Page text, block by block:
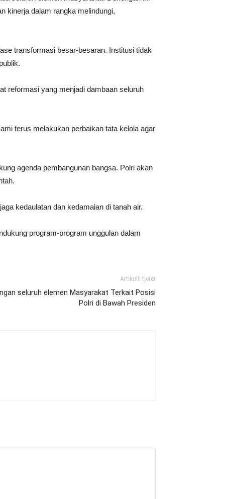
kinerja dalam rangka melindungi,
transformasi besar-besaran. Institusi tidak
reformasi yang menjadi dambaan seluruh
terus melakukan perbaikan tata kelola agar
agenda pembangunan bangsa. Polri akan
kedaulatan dan kedamaian di tanah air.
program-program unggulan dalam
Artikulli tjetër
seluruh elemen Masyarakat Terkait Posisi
Polri di Bawah Presiden